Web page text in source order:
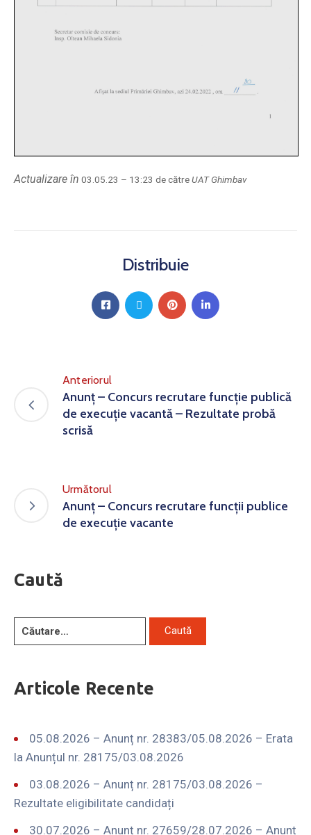
Actualizare în 03.05.23 – 13:23 de cătreUAT Ghimbav
Distribuie
Anteriorul
Anunț – Concurs recrutare funcție publică
de execuție vacantă – Rezultate probă
scrisă
Următorul
Anunț – Concurs recrutare funcții publice
de execuție vacante
Caută
Articole Recente
05.08.2026 – Anunț nr. 28383/05.08.2026 – Erata
la Anunțul nr. 28175/03.08.2026
03.08.2026 – Anunț nr. 28175/03.08.2026 –
Rezultate eligibilitate candidați
30.07.2026 – Anunț nr. 27659/28.07.2026 – Anunț